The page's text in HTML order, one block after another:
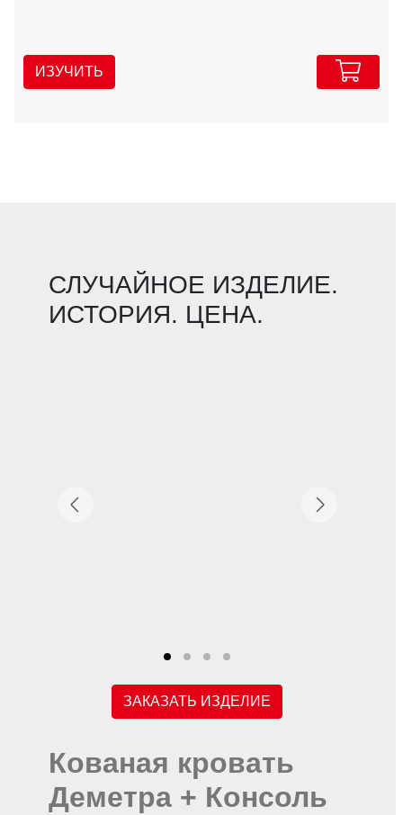
ИЗУЧИТЬ
СЛУЧАЙНОЕ ИЗДЕЛИЕ.
ИСТОРИЯ. ЦЕНА.
ЗАКАЗАТЬ ИЗДЕЛИЕ
Кованая кровать
Деметра + Консоль